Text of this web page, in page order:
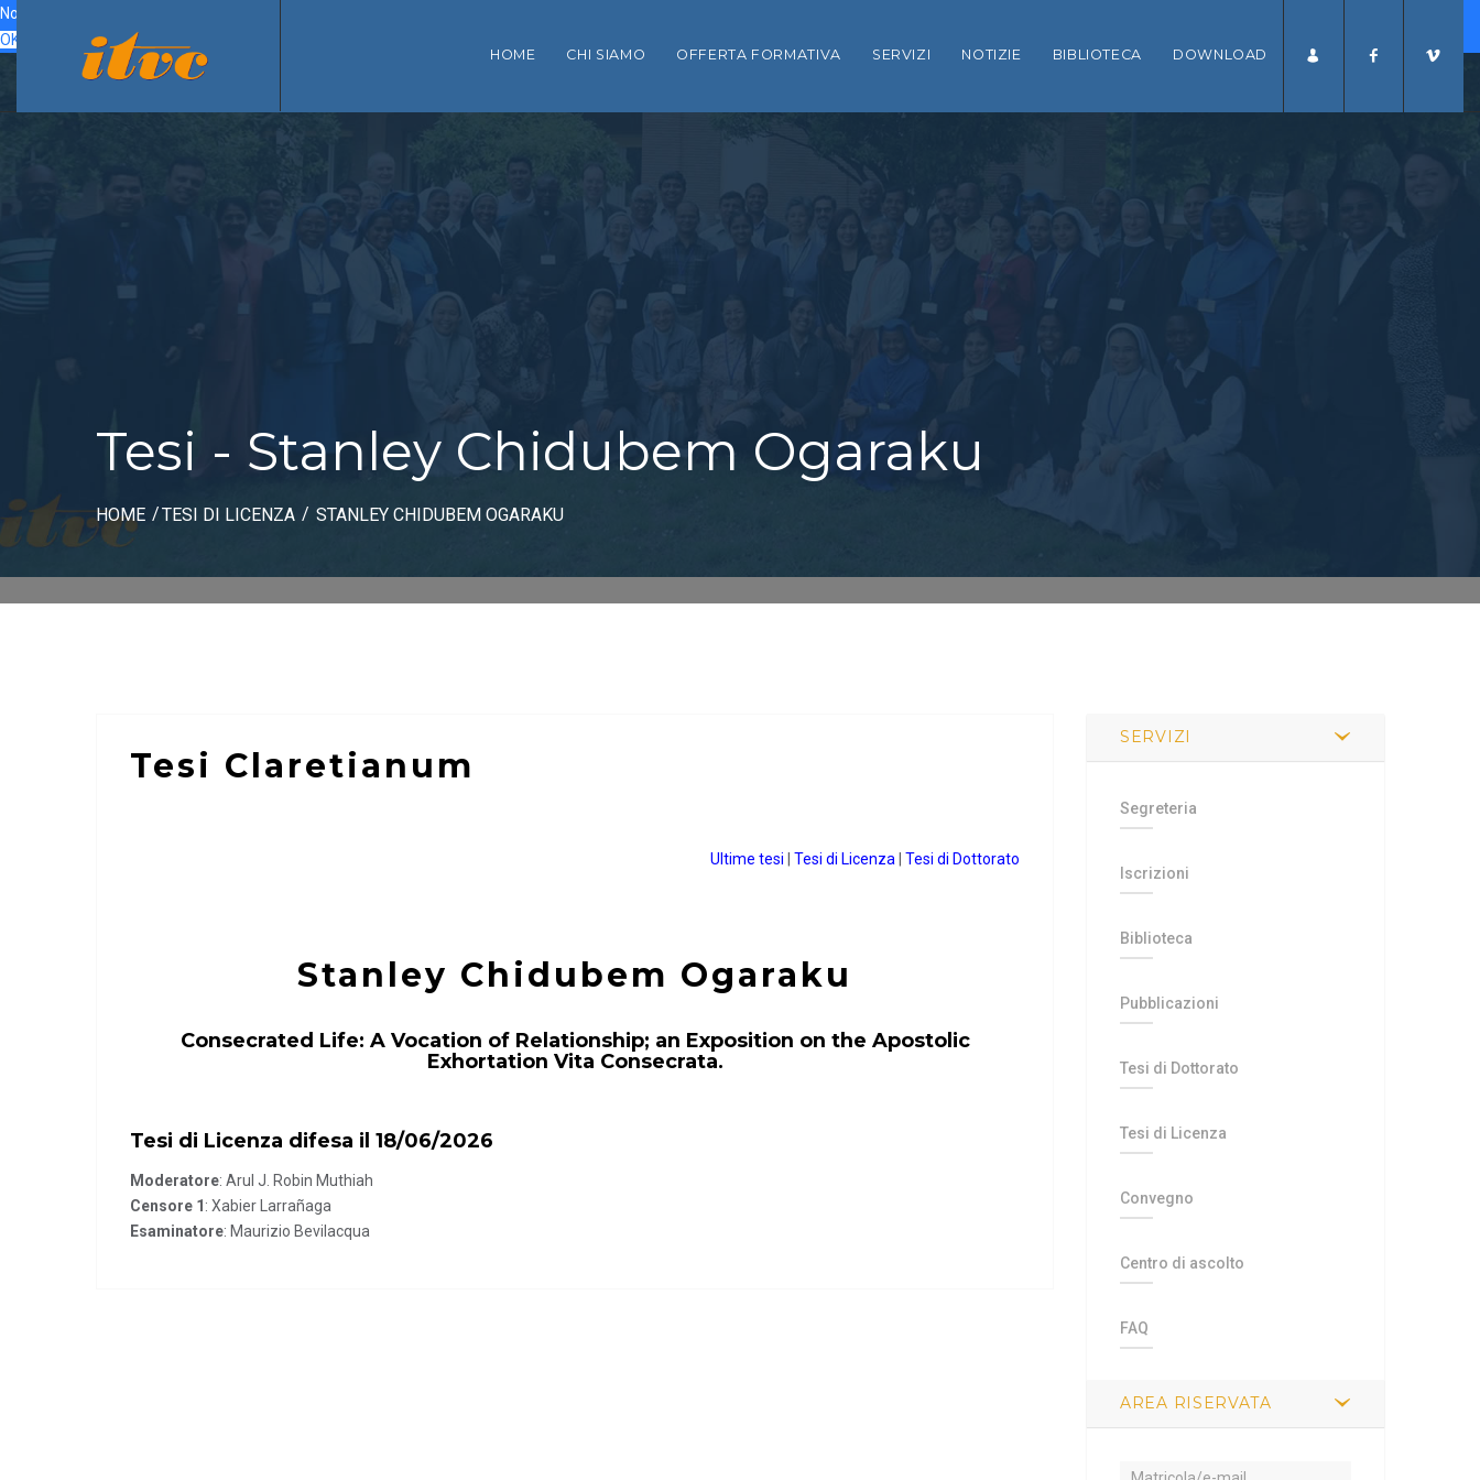
Noi usiamo i cookies e altre tecniche di tracciamento per migliorare la tua esperienza di navigazione nel nostro sito
OK
HOME CHI SIAMO OFFERTA FORMATIVA SERVIZI NOTIZIE BIBLIOTECA DOWNLOAD
Tesi - Stanley Chidubem Ogaraku
HOME TESI DI LICENZA STANLEY CHIDUBEM OGARAKU
Tesi Claretianum
Ultime tesi Tesi di Licenza Tesi di Dottorato
Stanley Chidubem Ogaraku
Consecrated Life: A Vocation of Relationship; an Exposition on the Apostolic
Exhortation Vita Consecrata.
Tesi di Licenza difesa il 18/06/2026
Moderatore: Arul J. Robin Muthiah
Censore 1 : Xabier Larrañaga
Esaminatore: Maurizio Bevilacqua
SERVIZI
Segreteria
Iscrizioni
Biblioteca
Pubblicazioni
Tesi di Dottorato
Tesi di Licenza
Convegno
Centro di ascolto
FAQ
AREA RISERVATA